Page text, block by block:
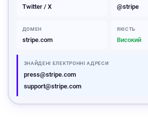
Twitter / X @stripe
ДОМЕН
stripe.com
ЯКІСТЬ
Високий
ЗНАЙДЕНІ ЕЛЕКТРОННІ АДРЕСИ
press@stripe.com
support@stripe.com